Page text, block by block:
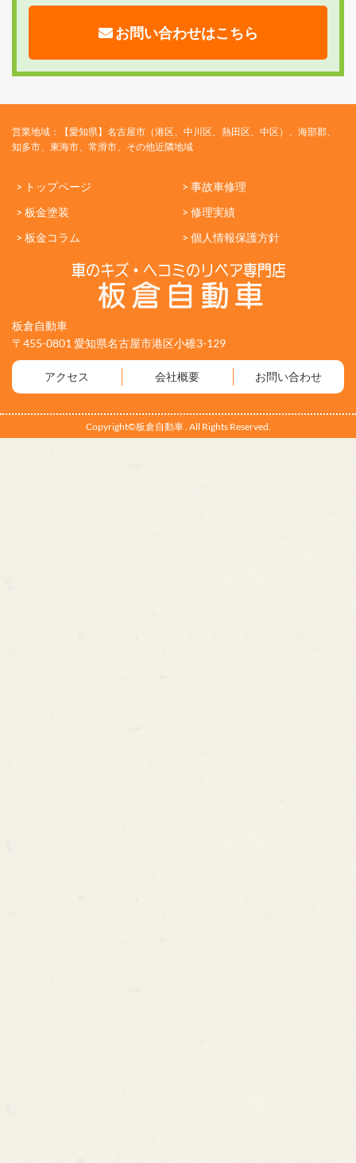
お問い合わせはこちら
営業地域：【愛知県】名古屋市（港区、中川区、熱田区、中区）、海部郡、
知多市、東海市、常滑市、その他近隣地域
> トップページ
> 事故車修理
> 板金塗装
> 修理実績
> 板金コラム
> 個人情報保護方針
板倉自動車
〒455-0801 愛知県名古屋市港区小碓3-129
アクセス 会社概要 お問い合わせ
Copyright©板倉自動車 . All Rights Reserved.